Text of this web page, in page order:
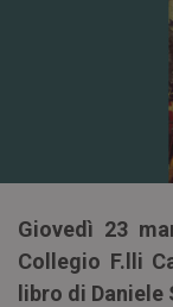
Giovedì 23
Collegio F.lli
libro di Daniele